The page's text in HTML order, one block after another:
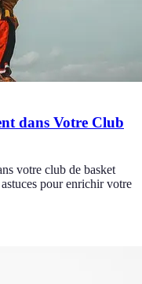
dans Votre Club
votre club de basket
pour enrichir votre